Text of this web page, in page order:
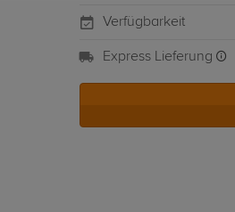
Verfügbarkeit
Express Lieferung